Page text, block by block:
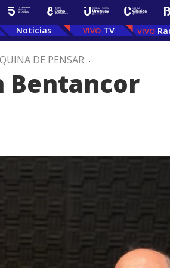
Noticias TV
DE PENSAR .
Bentancor